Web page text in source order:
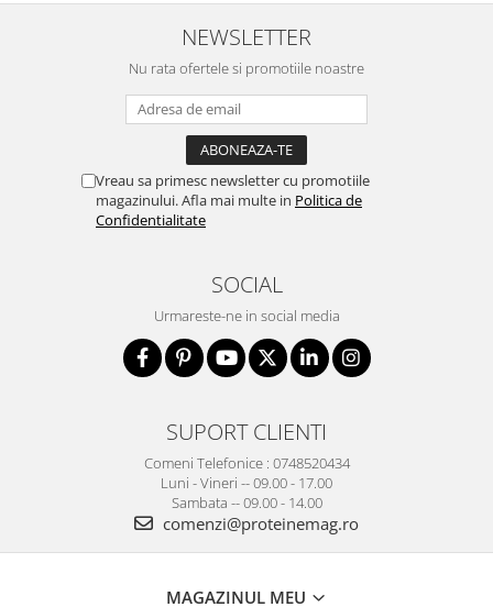
NEWSLETTER
Nu rata ofertele si promotiile noastre
Vreau sa primesc newsletter cu promotiile
magazinului. Afla mai multe in Politica de
Confidentialitate
SOCIAL
Urmareste-ne in social media
SUPORT CLIENTI
Comeni Telefonice : 0748520434
Luni - Vineri -- 09.00 - 17.00
Sambata -- 09.00 - 14.00
comenzi@proteinemag.ro
MAGAZINUL MEU